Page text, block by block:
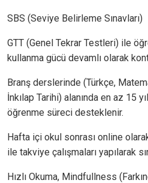
SBS (Seviye Belirleme Sınavları)
GTT (Genel Tekrar Testleri) ile
kullanma gücü devamlı olarak
Branş derslerinde (Türkçe,
İnkılap Tarihi) alanında en az 15
öğrenme süreci desteklenir.
Hafta içi okul sonrası online
ile takviye çalışmaları yapılarak
Hızlı Okuma, Mindfullness